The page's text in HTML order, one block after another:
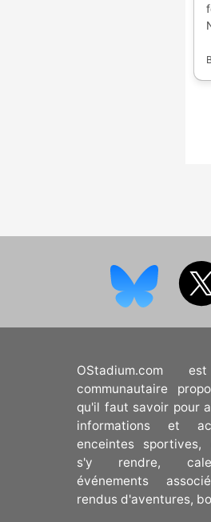
OStadium.com
communautaire
qu'il faut savoir pour
informations et
enceintes sportives,
s'y rendre,
événements
rendus d'aventures,